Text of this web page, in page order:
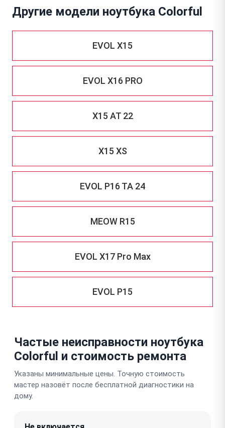
Другие модели ноутбука Colorful
EVOL X15
EVOL X16 PRO
X15 AT 22
X15 XS
EVOL P16 TA 24
MEOW R15
EVOL X17 Pro Max
EVOL P15
Частые неисправности ноутбука
Colorful и стоимость ремонта
Указаны минимальные цены. Точную стоимость
мастер назовёт после бесплатной диагностики на
дому.